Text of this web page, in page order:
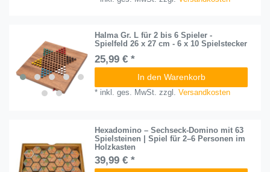
Halma Gr. L für 2 bis 6 Spieler -
Spielfeld 26 x 27 cm - 6 x 10 Spielstecker
25,99 € *
In den Warenkorb
* inkl. ges. MwSt. zzgl.Versandkosten
Hexadomino – Sechseck-Domino mit 63
Spielsteinen | Spiel für 2–6 Personen im
Holzkasten
39,99 € *